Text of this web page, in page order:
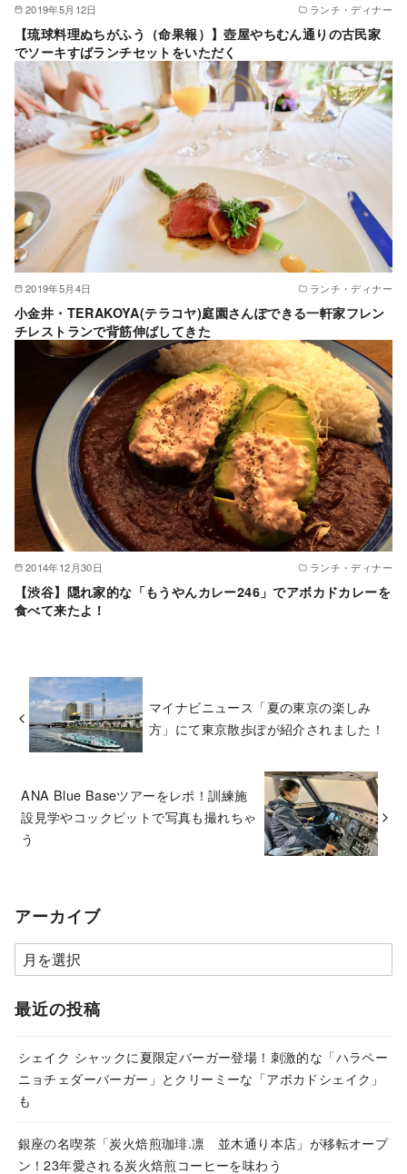
2019年5月12日 ランチ・ディナー
【琉球料理ぬちがふう（命果報）】壺屋やちむん通りの古民家
でソーキすばランチセットをいただく
2019年5月4日 ランチ・ディナー
小金井・TERAKOYA(テラコヤ)庭園さんぽできる一軒家フレン
チレストランで背筋伸ばしてきた
2014年12月30日 ランチ・ディナー
【渋谷】隠れ家的な「もうやんカレー246」でアボカドカレーを
食べて来たよ！
マイナビニュース「夏の東京の楽しみ
方」にて東京散歩ぽが紹介されました！
ANA Blue Baseツアーをレポ！訓練施
設見学やコックピットで写真も撮れちゃ
う
アーカイブ
ア
ー
カ
ブ
最近の投稿
シェイク シャックに夏限定バーガー登場！刺激的な「ハラペー
ニョチェダーバーガー」とクリーミーな「アボカドシェイク」
も
銀座の名喫茶「炭火焙煎珈琲.凛 並木通り本店」が移転オープ
ン！23年愛される炭火焙煎コーヒーを味わう